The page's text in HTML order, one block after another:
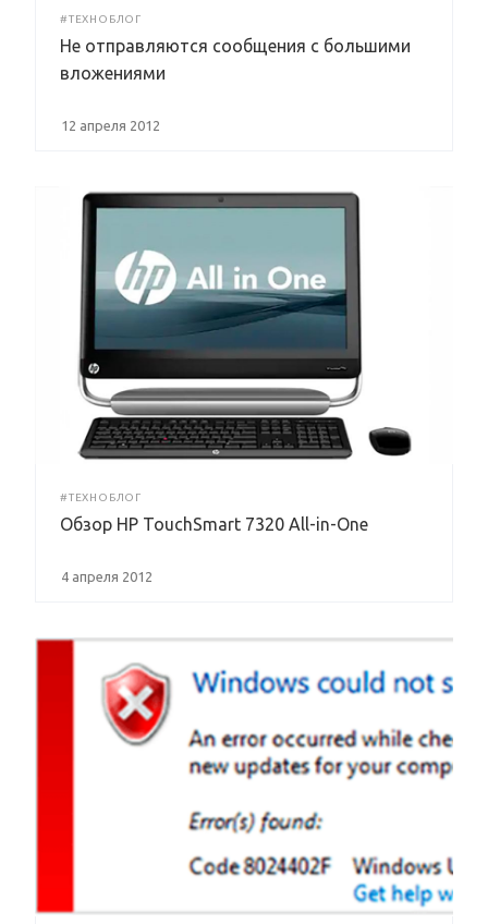
#ТЕХНОБЛОГ
Не отправляются сообщения с большими
вложениями
12 апреля 2012
#ТЕХНОБЛОГ
Обзор HP TouchSmart 7320 All-in-One
4 апреля 2012